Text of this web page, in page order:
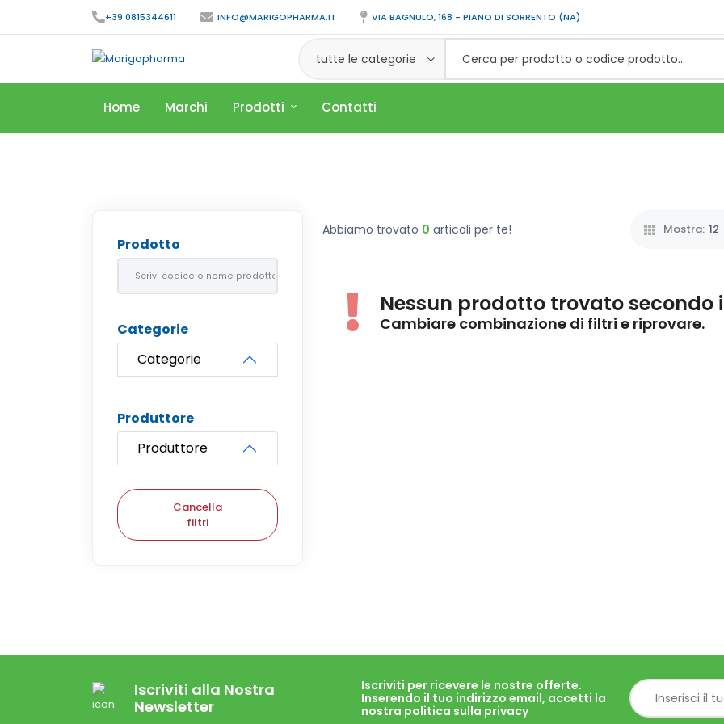
+39 0815344611 INFO@MARIGOPHARMA.IT VIA BAGNULO, 168 - PIANO DI SORRENTO (NA)
tutte le categorie
Home Marchi Prodotti Contatti
Prodotto
Categorie
Categorie
Produttore
Produttore
Cancella
filtri
Abbiamo trovato 0 articoli per te! Mostra: 12
Nessun prodotto trovato
Cambiare combinazione di filtri e riprovare.
Iscriviti alla Nostra
Newsletter
Iscriviti per ricevere le nostre offerte.
Inserendo il tuo indirizzo email, accetti la
nostra politica sulla privacy